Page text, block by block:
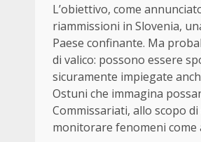
L’obiettivo, come
riammissioni in Slovenia,
Paese confinante. Ma
di valico: possono essere
sicuramente impiegate
Ostuni che immagina
Commissariati, allo scopo
monitorare fenomeni come